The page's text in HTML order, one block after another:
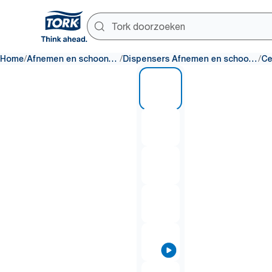
Home/ Afnemen en schoonmaken / Dispensers Afnemen en schoonmaken/